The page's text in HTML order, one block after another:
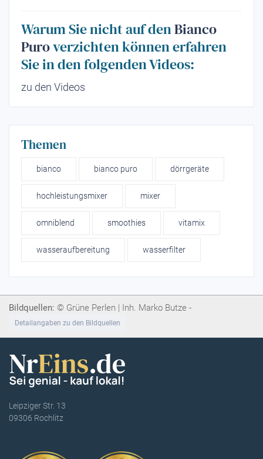
Warum Sie nicht auf denBianco
Puroverzichten können erfahren
Sie in den folgenden Videos:
zu den Videos
Themen
bianco bianco puro dörrgeräte
hochleistungsmixer mixer
omniblend smoothies vitamix
wasseraufbereitung wasserfilter
Bildquellen: © Grüne Perlen | Inh. Marko Butze -
Detailangaben zu den Bildquellen
Leipziger Str. 13
09306 Rochlitz